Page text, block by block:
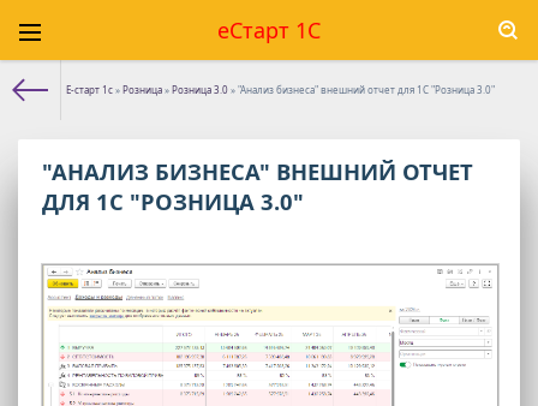
еСтарт 1С
Е-старт 1с»Розница»Розница 3.0» "Анализ бизнеса" внешний отчет для 1С "Розница 3.0"
"АНАЛИЗ БИЗНЕСА" ВНЕШНИЙ ОТЧЕТ
ДЛЯ 1С "РОЗНИЦА 3.0"